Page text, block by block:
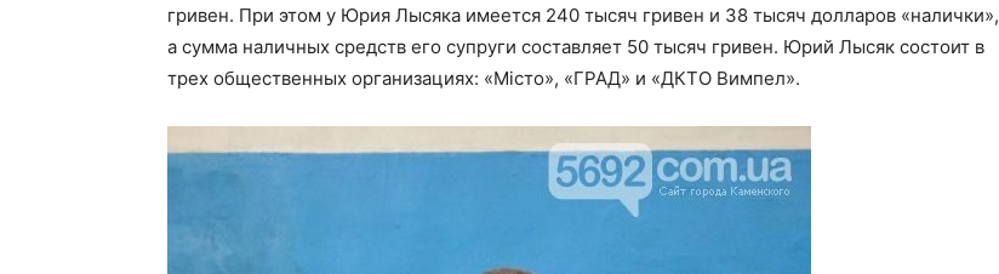
гривен. При этом у Юрия Лысяка имеется 240 тысяч гривен и 38 тысяч долларов «налички»,
а сумма наличных средств его супруги составляет 50 тысяч гривен. Юрий Лысяк состоит в
трех общественных организациях: «Місто», «ГРАД» и «ДКТО Вимпел».